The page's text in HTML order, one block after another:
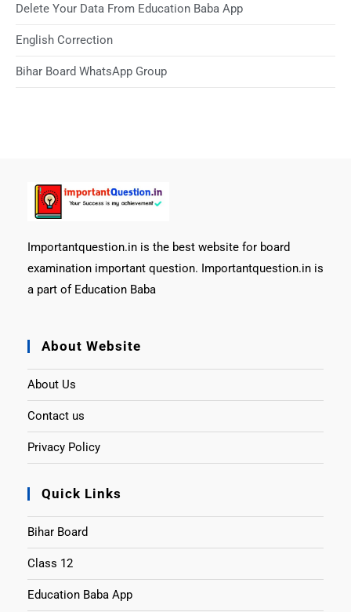
Delete Your Data From Education Baba App
English Correction
Bihar Board WhatsApp Group
Importantquestion.in is the best website for board
examination important question. Importantquestion.in is
a part of Education Baba
About Website
About Us
Contact us
Privacy Policy
Quick Links
Bihar Board
Class 12
Education Baba App